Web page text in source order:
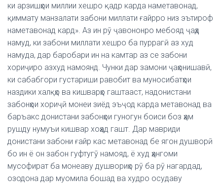
ки арзишҳои миллии хешро қадр карда наметавонад,
қиммату манзалати забони миллати ғайрро низ эътироф
наметавонад кард». Аз ин рӯ ҷавононро мебояд ҷаҳд
намуд, ки забони миллати хешро ба пуррагӣ аз худ
намуда, дар баробари ин на камтар аз се забони
хориҷиро азхуд намоянд. Чунки дар замони ҷаҳонишавӣ,
ки сабабгори густариши равобит ва муносибатҳои
наздики халқҳо ва кишварҳо гаштааст, надонистани
забонҳои хориҷӣ монеи зиёд эъҷод карда метавонад ва
баръакс донистани забонҳои гуногун боиси боз ҳам
рушду нумуъи кишвар хоҳад гашт. Дар мавриди
донистани забони ғайр кас метавонад бе ягон душворӣ
бо ин ё он забон гуфтугӯ намояд, ё худ ҳангоми
мусофират ба монеаву душвориҳо рӯ ба рӯ нагардад,
озодона дар муомила бошад ва худро осудаву